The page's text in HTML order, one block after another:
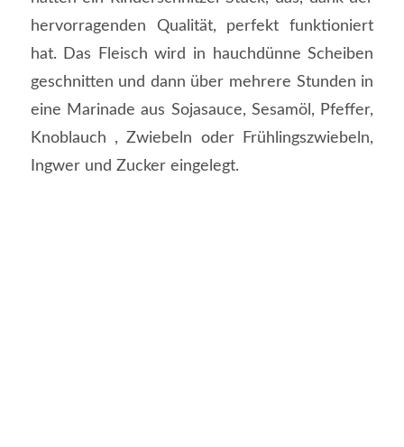
hervorragenden Qualität, perfekt funktioniert
hat. Das Fleisch wird in hauchdünne Scheiben
geschnitten und dann über mehrere Stunden in
eine Marinade aus Sojasauce, Sesamöl, Pfeffer,
Knoblauch , Zwiebeln oder Frühlingszwiebeln,
Ingwer und Zucker eingelegt.